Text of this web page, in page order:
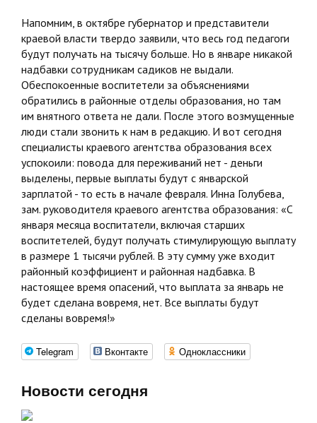
Напомним, в октябре губернатор и представители
краевой власти твердо заявили, что весь год педагоги
будут получать на тысячу больше. Но в январе никакой
надбавки сотрудникам садиков не выдали.
Обеспокоенные воспитетели за объяснениями
обратились в районные отделы образования, но там
им внятного ответа не дали. После этого возмущенные
люди стали звонить к нам в редакцию. И вот сегодня
специалисты краевого агентства образования всех
успокоили: повода для переживаний нет - деньги
выделены, первые выплаты будут с январской
зарплатой - то есть в начале февраля. Инна Голубева,
зам. руководителя краевого агентства образования: «С
января месяца воспитатели, включая старших
воспитетелей, будут получать стимулирующую выплату
в размере 1 тысячи рублей. В эту сумму уже входит
районный коэффициент и районная надбавка. В
настоящее время опасений, что выплата за январь не
будет сделана вовремя, нет. Все выплаты будут
сделаны вовремя!»
Telegram Вконтакте Одноклассники
Новости сегодня